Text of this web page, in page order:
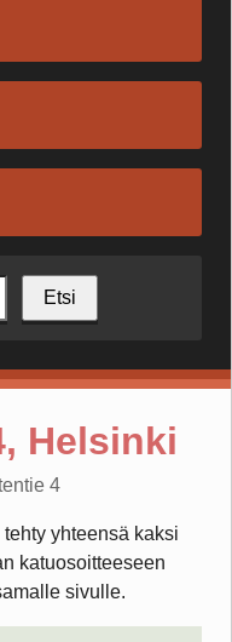
Etsi
Helsinki
4
yhteensä kaksi
katuosoitteeseen
sivulle.